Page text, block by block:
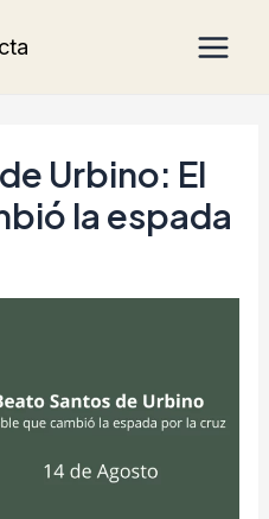
Urbino: El
la espada